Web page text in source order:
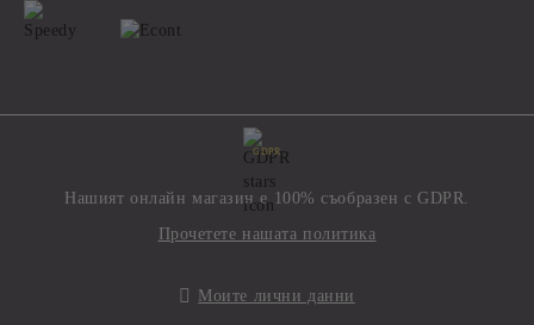
GDPR
Нашият онлайн магазин е 100% съобразен с GDPR.
Прочетете нашата политика
Моите лични данни